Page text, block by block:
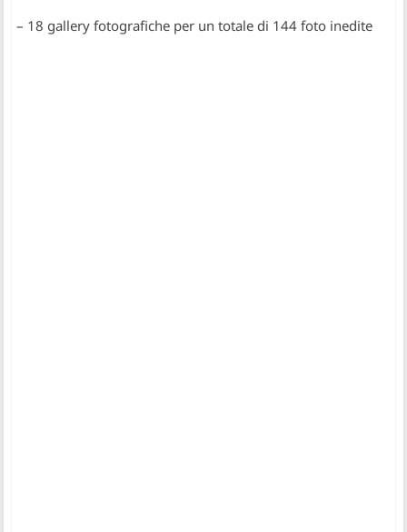
– 18 gallery fotografiche per un totale di 144 foto inedite